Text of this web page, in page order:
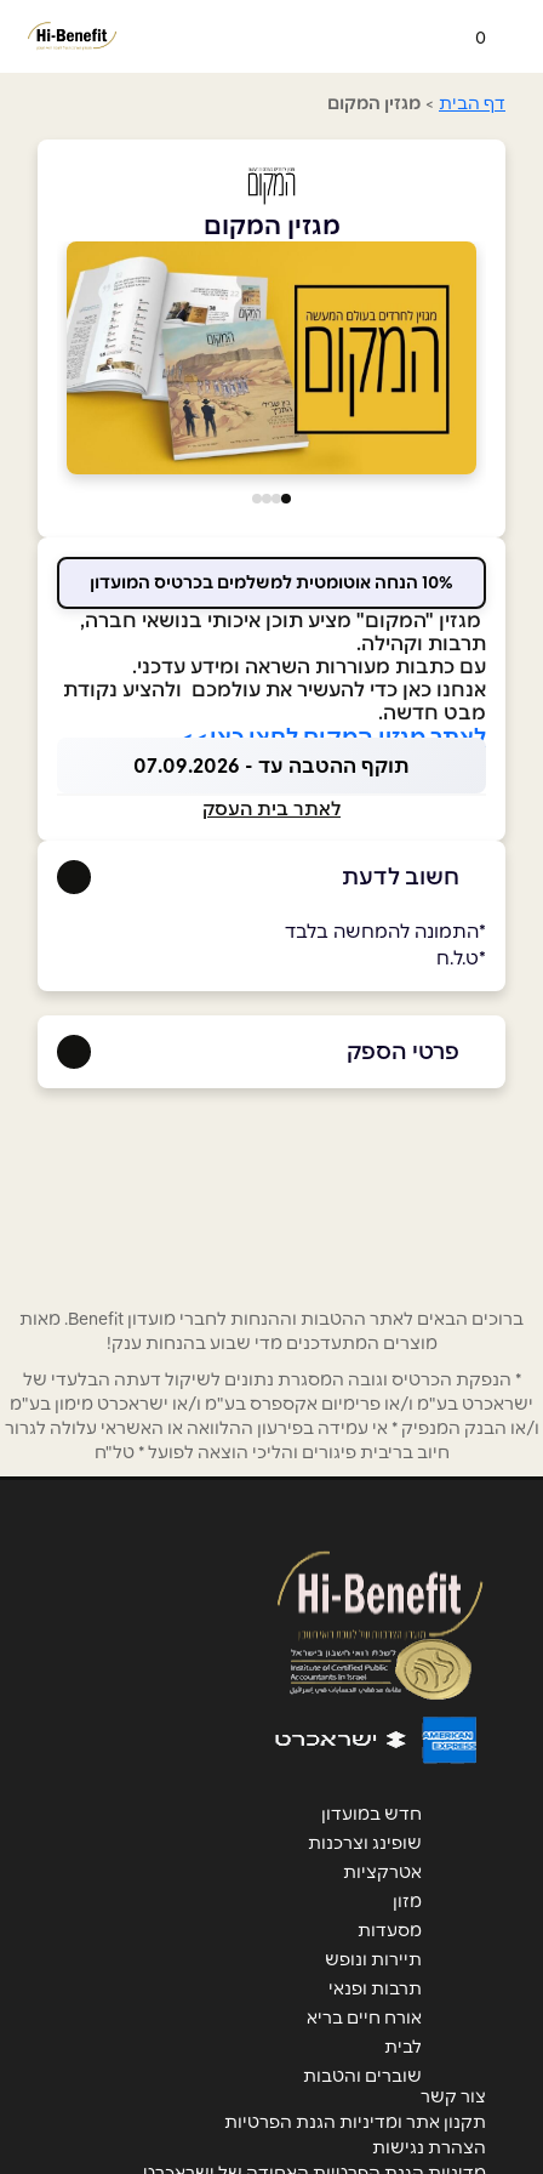
0
דף הבית > מגזין המקום
מגזין המקום
10% הנחה אוטומטית למשלמים בכרטיס המועדון
מגזין "המקום" מציע תוכן איכותי בנושאי חברה,
תרבות וקהילה.
עם כתבות מעוררות השראה ומידע עדכני.
אנחנו כאן כדי להעשיר את עולמכם ולהציע נקודת
מבט חדשה.
לאתר מגזין המקום לחצו כאן>>
תוקף ההטבה עד - 07.09.2026
לאתר בית העסק
חשוב לדעת
*התמונה להמחשה בלבד
*ט.ל.ח
פרטי הספק
אימייל
אנא חזרו אלי בקשר ל...
הודעה*
ברוכים הבאים לאתר ההטבות וההנחות לחברי מועדון Benefit. מאות
מוצרים המתעדכנים מדי שבוע בהנחות ענק!
* הנפקת הכרטיס וגובה המסגרת נתונים לשיקול דעתה הבלעדי של
ישראכרט בע"מ ו/או פרימיום אקספרס בע"מ ו/או ישראכרט מימון בע"מ
ו/או הבנק המנפיק * אי עמידה בפירעון ההלוואה או האשראי עלולה לגרור
חיוב בריבית פיגורים והליכי הוצאה לפועל * טל"ח
חדש במועדון
שופינג וצרכנות
אטרקציות
מזון
מסעדות
תיירות ונופש
תרבות ופנאי
אורח חיים בריא
לבית
שוברים והטבות
צור קשר
תקנון אתר ומדיניות הגנת הפרטיות
הצהרת נגישות